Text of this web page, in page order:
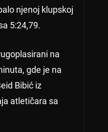
njenoj klupskoj
5:24,79.
na
gde je na
Bibić iz
atletičara sa